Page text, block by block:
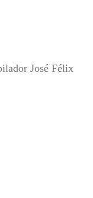
José Félix